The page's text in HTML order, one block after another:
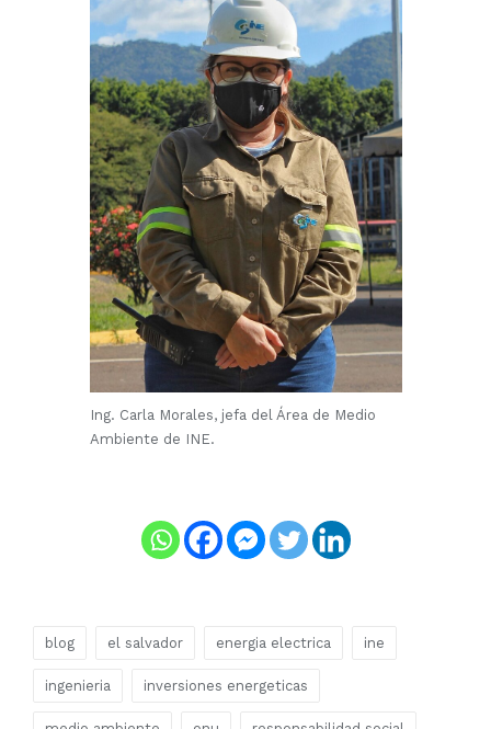
Ing. Carla Morales, jefa del Área de Medio
Ambiente de INE.
blog el salvador energia electrica ine
ingenieria inversiones energeticas